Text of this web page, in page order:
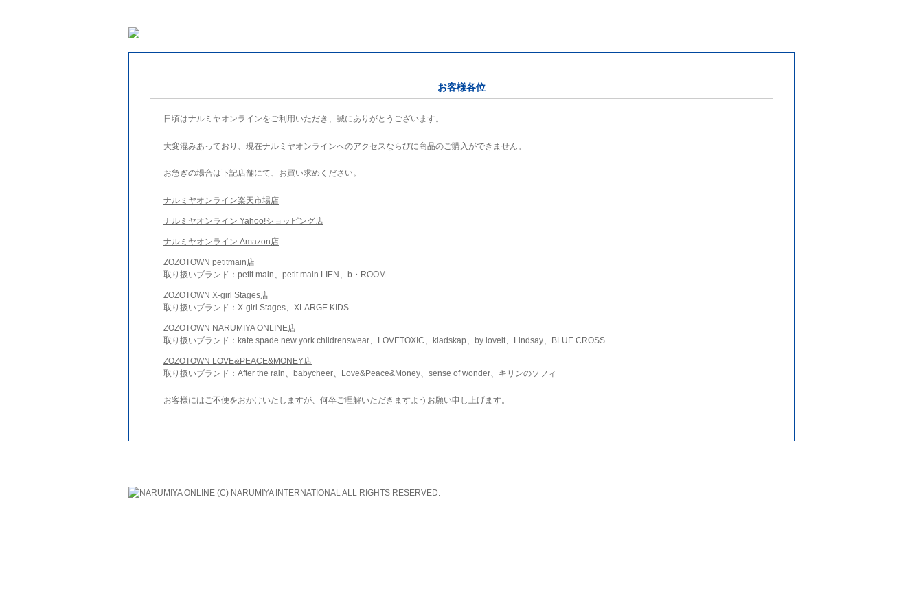
お客様各位
日頃はナルミヤオンラインをご利用いただき、誠にありがとうございます。
大変混みあっており、現在ナルミヤオンラインへのアクセスならびに商品のご購入ができません。
お急ぎの場合は下記店舗にて、お買い求めください。
ナルミヤオンライン楽天市場店
ナルミヤオンライン Yahoo!ショッピング店
ナルミヤオンライン Amazon店
ZOZOTOWN petitmain店
取り扱いブランド：petit main、petit main LIEN、b・ROOM
ZOZOTOWN X-girl Stages店
取り扱いブランド：X-girl Stages、XLARGE KIDS
ZOZOTOWN NARUMIYA ONLINE店
取り扱いブランド：kate spade new york childrenswear、LOVETOXIC、kladskap、by loveit、Lindsay、BLUE CROSS
ZOZOTOWN LOVE&PEACE&MONEY店
取り扱いブランド：After the rain、babycheer、Love&Peace&Money、sense of wonder、キリンのソフィ
お客様にはご不便をおかけいたしますが、何卒ご理解いただきますようお願い申し上げます。